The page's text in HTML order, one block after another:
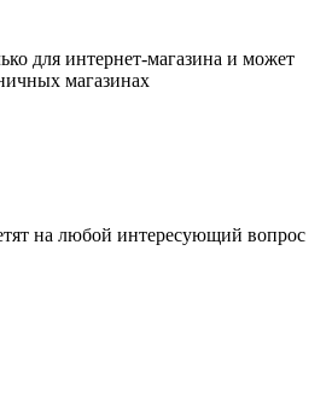
для интернет-магазина и может
магазинах
на любой интересующий вопрос